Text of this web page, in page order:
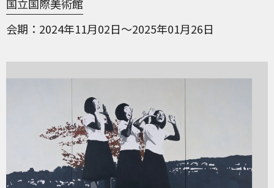
国立国際美術館
会期
2024年11月02日～2025年01月26日